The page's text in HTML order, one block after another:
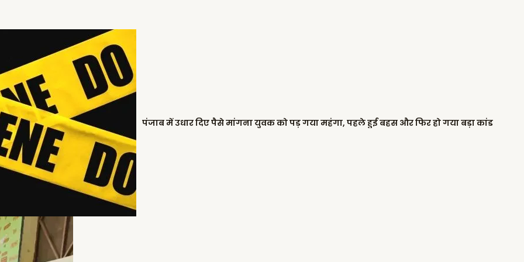
पंजाब में उधार दिए पैसे मांगना युवक को पड़ गया महंगा, पहले हुई बहस और फिर हो गया बड़ा कांड